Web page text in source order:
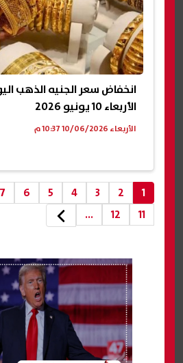
انخفاض سعر الجنيه الذهب
الأربعاء 10 يونيو 2026
الأربعاء 10/06/2026 10:37 م
1
2
3
4
5
6
7
11
12
...